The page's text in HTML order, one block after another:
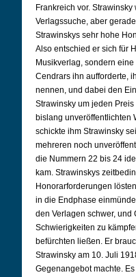
Frankreich vor.
Verlagssuche, aber
Strawinskys sehr hohe
Also entschied er sich für
Musikverlag, sondern
Cendrars ihn aufforderte,
nennen, und dabei den
Strawinsky um jeden
bislang unveröffentlichten
schickte ihm Strawinsky
mehreren noch
die Nummern 22 bis 24
kam. Strawinskys
Honorarforderungen
in die Endphase
den Verlagen schwer, und
Schwierigkeiten zu
befürchten ließen. Er
Strawinsky am 10. Juli
Gegenangebot machte.